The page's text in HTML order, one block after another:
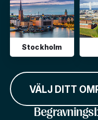
Stockholm
VÄLJ DITT